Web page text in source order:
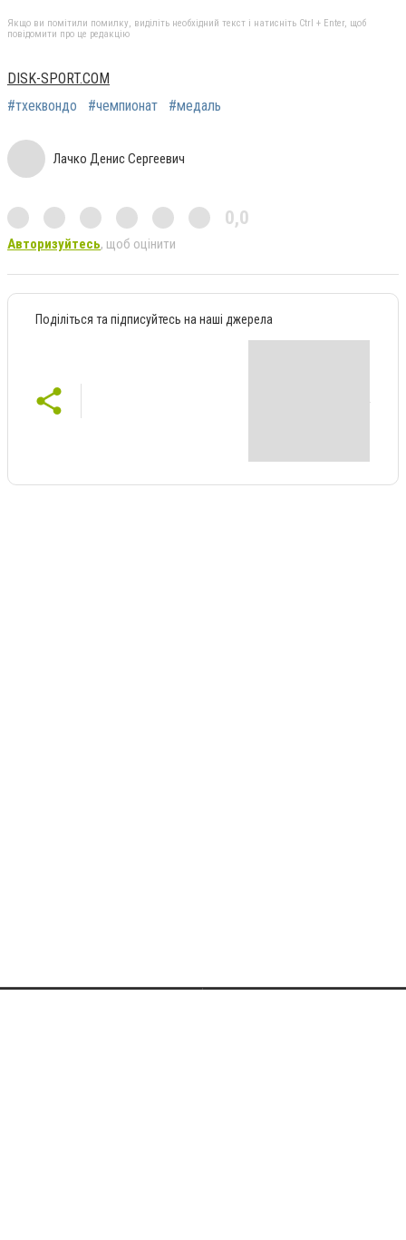
Якщо ви помітили помилку, виділіть необхідний текст і натисніть Ctrl + Enter, щоб
повідомити про це редакцію
DISK-SPORT.COM
#тхеквондо
#чемпионат #медаль
Лачко Денис Сергеевич
0,0
Авторизуйтесь, щоб оцінити
Поділіться та підписуйтесь на наші джерела